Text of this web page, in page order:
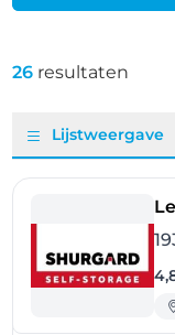
26 resultaten
Lijstweergave